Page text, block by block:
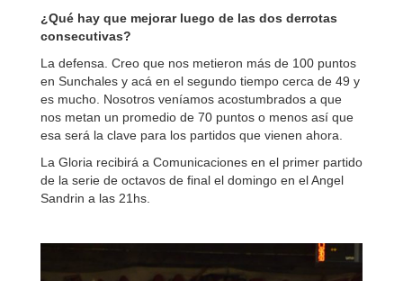
¿Qué hay que mejorar luego de las dos derrotas
consecutivas?
La defensa. Creo que nos metieron más de 100 puntos
en Sunchales y acá en el segundo tiempo cerca de 49 y
es mucho. Nosotros veníamos acostumbrados a que
nos metan un promedio de 70 puntos o menos así que
esa será la clave para los partidos que vienen ahora.
La Gloria recibirá a Comunicaciones en el primer partido
de la serie de octavos de final el domingo en el Angel
Sandrin a las 21hs.